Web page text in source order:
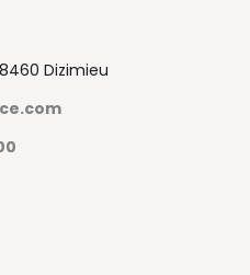
Dizimieu